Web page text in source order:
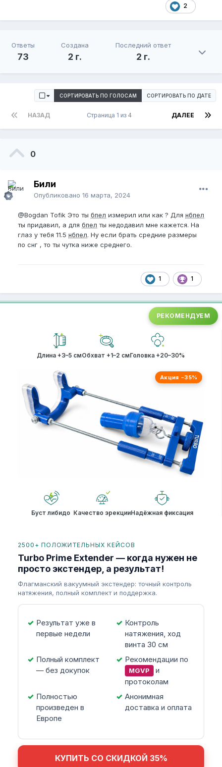
2
Ответы
73
Создана
2 г.
Последний ответ
2 г.
СОРТИРОВАТЬ ПО ГОЛОСАМ СОРТИРОВАТЬ ПО ДАТЕ
НАЗАД ДАЛЕЕ
Страница 1 из 4
0
Били
Опубликовано 16 марта, 2024
@Bogdan Tofik Это ты бпел измерил или как ? Для нбпел
ты придавил, а для бпел ты недодавил мне кажется. На
глаз у тебя 11.5 нбпел. Ну если брать средние размеры
по снг , то ты чутка ниже среднего.
1 1
РЕКОМЕНДУЕМ
Длина +3–5 смОбхват +1–2 смГоловка +20–30%
Акция −35%
Буст либидо Качество эрекцииНадёжная фиксация
2500+ ПОЛОЖИТЕЛЬНЫХ КЕЙСОВ
Turbo Prime Extender — когда нужен не
просто экстендер, а результат!
Флагманский вакуумный экстендер: точный контроль
натяжения, полный комплект и поддержка.
Результат уже в
первые недели
Контроль
натяжения, ход
винта 30 см
Полный комплект
— без докупок
Рекомендации по
MGVP
и
протоколам
Полностью
произведен в
Европе
Анонимная
доставка и оплата
КУПИТЬ СО СКИДКОЙ 35%